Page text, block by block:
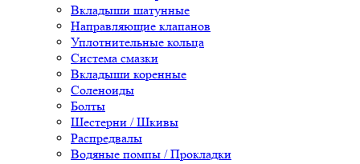
Вкладыши шатунные
Направляющие клапанов
Уплотнительные кольца
Система смазки
Вкладыши коренные
Соленоиды
Болты
Шестерни / Шкивы
Распредвалы
Водяные помпы / Прокладки